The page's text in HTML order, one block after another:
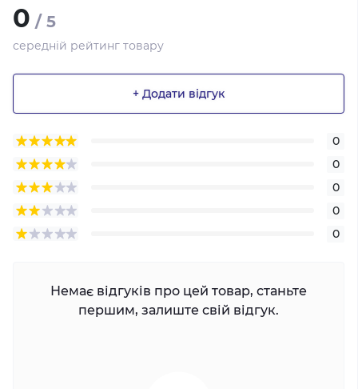
0 / 5
середній рейтинг товару
+ Додати відгук
0
0
0
0
0
Немає відгуків про цей товар, станьте
першим, залиште свій відгук.